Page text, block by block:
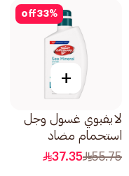
33%
off
+
لايفبوي غسول وجل
استحمام مضاد
للبكتيريا بمعادن البحر
55.75
37.35